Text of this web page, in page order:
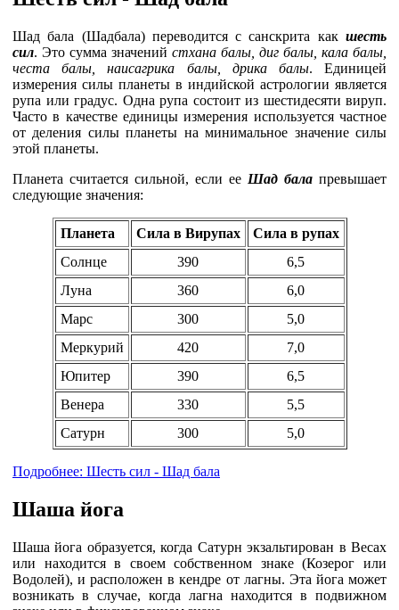
Шад бала (Шадбала) переводится с санскрита как шесть
сил. Это сумма значений стхана балы, диг балы, кала балы,
честа балы, наисагрика балы, дрика балы. Единицей
измерения силы планеты в индийской астрологии является
рупа или градус. Одна рупа состоит из шестидесяти вируп.
Часто в качестве единицы измерения используется частное
от деления силы планеты на минимальное значение силы
этой планеты.
Планета считается сильной, если ее Шад бала превышает
следующие значения:
Планета Сила в Вирупах
Cила в рупах
Солнце
390
6,5
Луна
360
6,0
Марс
300
5,0
Меркурий
420
7,0
Юпитер
390
6,5
Венера
330
5,5
Сатурн
300 5,0
Подробнее: Шесть сил - Шад бала
Шаша йога
Шаша йога образуется, когда Сатурн экзальтирован в Весах
или находится в своем собственном знаке (Козерог или
Водолей), и расположен в кендре от лагны. Эта йога может
возникать в случае, когда лагна находится в подвижном